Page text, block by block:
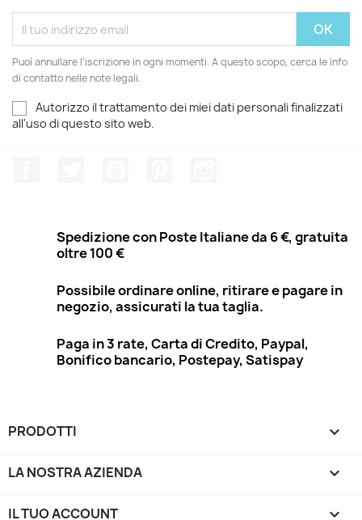
Puoi annullare l'iscrizione in ogni momenti. A questo scopo, cerca le info
di contatto nelle note legali.
Autorizzo il trattamento dei miei dati personali finalizzati
all'uso di questo sito web.
Spedizione con Poste Italiane da 6 €, gratuita
oltre 100 €
Possibile ordinare online, ritirare e pagare in
negozio, assicurati la tua taglia.
Paga in 3 rate, Carta di Credito, Paypal,
Bonifico bancario, Postepay, Satispay
PRODOTTI 
LA NOSTRA AZIENDA 
IL TUO ACCOUNT 